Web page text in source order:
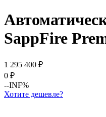
SappFire
1 295 400 ₽
0 ₽
--INF%
Хотите дешевле?